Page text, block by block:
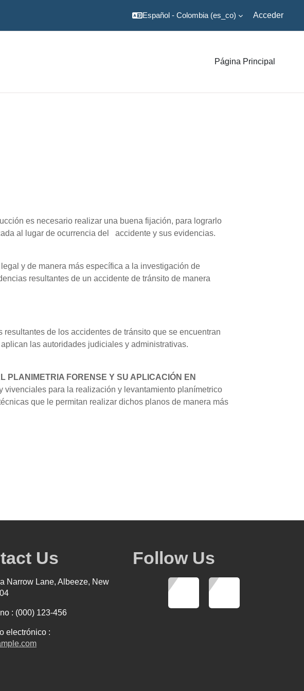
Español - Colombia ‎(es_co)‎ Acceder
Página Principal
es necesario realizar una buena fijación, para lograrlo
al lugar de ocurrencia del accidente y sus evidencias.
y de manera más específica a la investigación de
resultantes de un accidente de tránsito de manera
de los accidentes de tránsito que se encuentran
las autoridades judiciales y administrativas.
PLANIMETRIA FORENSE Y SU APLICACIÓN EN
vivenciales para la realización y levantamiento planímetrico
que le permitan realizar dichos planos de manera más
Us
Narrow Lane, Albeeze, New
: (000) 123-456
electrónico :
Follow Us